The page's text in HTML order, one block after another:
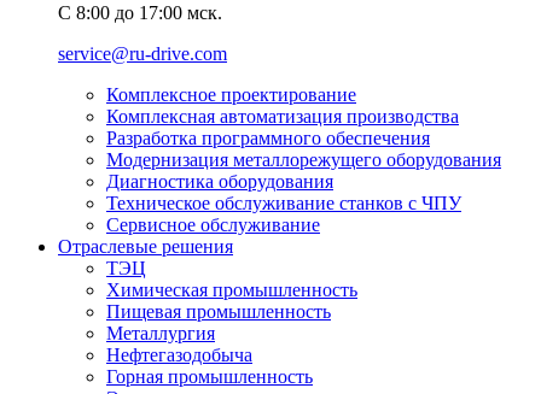
C 8:00 до 17:00 мск.
service@ru-drive.com
Комплексное проектирование
Комплексная автоматизация производства
Разработка программного обеспечения
Модернизация металлорежущего оборудования
Диагностика оборудования
Техническое обслуживание станков с ЧПУ
Сервисное обслуживание
Отраслевые решения
ТЭЦ
Химическая промышленность
Пищевая промышленность
Металлургия
Нефтегазодобыча
Горная промышленность